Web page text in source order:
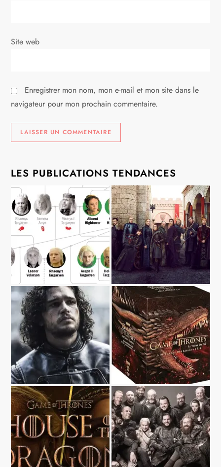
i
l
e
Site web
Enregistrer mon nom, mon e-mail et mon site dans le
navigateur pour mon prochain commentaire.
LES PUBLICATIONS TENDANCES